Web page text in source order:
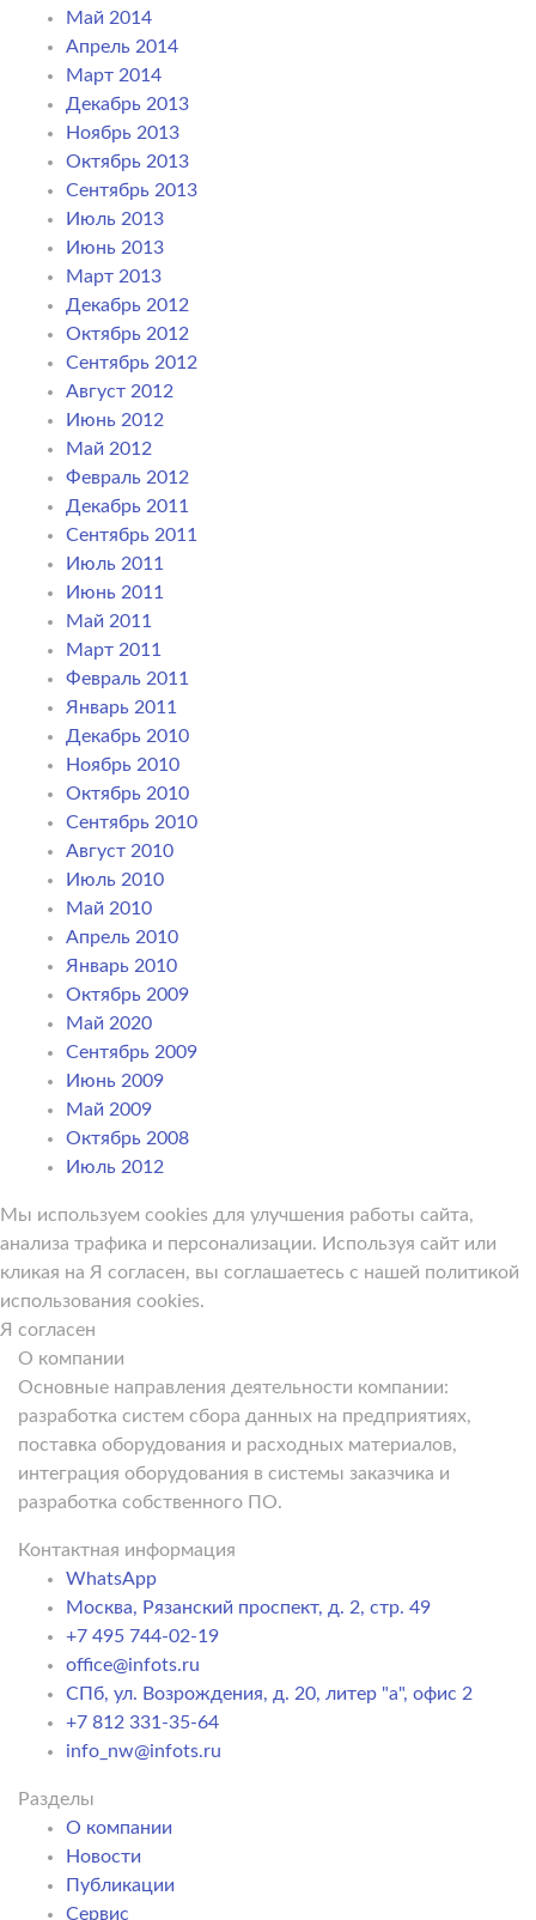
Май 2014
Апрель 2014
Март 2014
Декабрь 2013
Ноябрь 2013
Октябрь 2013
Сентябрь 2013
Июль 2013
Июнь 2013
Март 2013
Декабрь 2012
Октябрь 2012
Сентябрь 2012
Август 2012
Июнь 2012
Май 2012
Февраль 2012
Декабрь 2011
Сентябрь 2011
Июль 2011
Июнь 2011
Май 2011
Март 2011
Февраль 2011
Январь 2011
Декабрь 2010
Ноябрь 2010
Октябрь 2010
Сентябрь 2010
Август 2010
Июль 2010
Май 2010
Апрель 2010
Январь 2010
Октябрь 2009
Май 2020
Сентябрь 2009
Июнь 2009
Май 2009
Октябрь 2008
Июль 2012
Мы используем cookies для улучшения работы сайта,
анализа трафика и персонализации. Используя сайт или
кликая на Я согласен, вы соглашаетесь с нашей политикой
использования cookies.
Я согласен
О компании
Основные направления деятельности компании:
разработка систем сбора данных на предприятиях,
поставка оборудования и расходных материалов,
интеграция оборудования в системы заказчика и
разработка собственного ПО.
Контактная информация
WhatsApp
Москва, Рязанский проспект, д. 2, стр. 49
+7 495 744-02-19
office@infots.ru
СПб, ул. Возрождения, д. 20, литер "a", офис 2
+7 812 331-35-64
info_nw@infots.ru
Разделы
О компании
Новости
Публикации
Сервис